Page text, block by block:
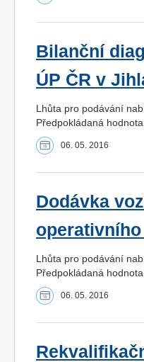
Bilanční
ÚP ČR v
Lhůta pro podávání
Předpokládaná
06. 05. 2016
Dodávka
Lhůta pro podávání
Předpokládaná
06. 05. 2016